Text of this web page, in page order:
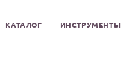
КАТАЛОГ ИНСТРУМЕНТЫ